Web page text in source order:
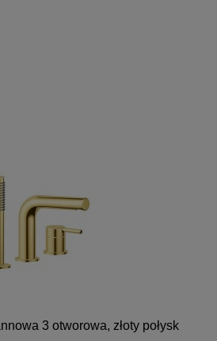
3 otworowa, złoty połysk